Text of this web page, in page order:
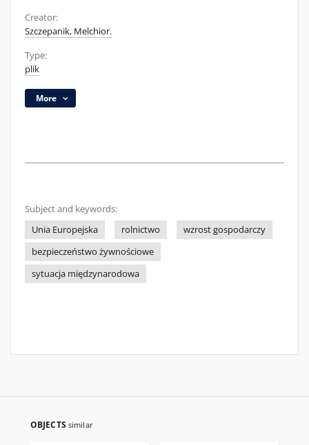
Creator:
Szczepanik, Melchior.
Type:
plik
More
Subject and keywords:
Unia Europejska
rolnictwo
wzrost gospodarczy
bezpieczeństwo żywnościowe
sytuacja międzynarodowa
OBJECTS similar